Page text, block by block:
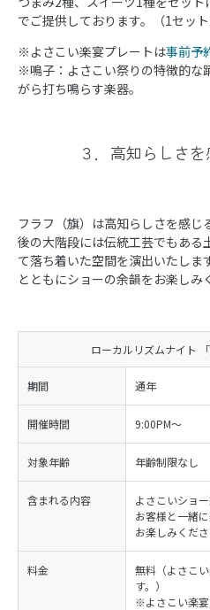
でご提供しております。（1セット
※よさこい楽宴プレートは事前予
※鳴子：よさこい祭りの特徴的な
がら打ち鳴らす楽器。
３．高知らしさ
フラフ（旗）は高知らしさを感
後の大階段には伝統工芸でもある
て落ち着いた空間を演出いたしま
とともにショーの余韻をお楽しみ
ローカルリズムナイト 「
期間 通年
開催時間 9:00PM～
対象年齢 年齢制限なし
含まれる内容
よさこいショ
お客様と一緒
お楽しみくださ
料金
無料（よさこ
す。）
※よさこい楽